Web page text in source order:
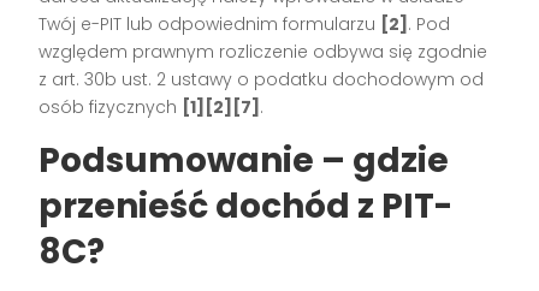
Twój e-PIT lub odpowiednim formularzu [2] . Pod
względem prawnym rozliczenie odbywa się zgodnie
z art. 30b ust. 2 ustawy o podatku dochodowym od
osób fizycznych [1][2][7] .
Podsumowanie – gdzie
przenieść dochód z PIT-
8C?